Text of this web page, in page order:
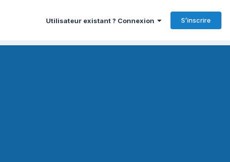
Utilisateur existant ? Connexion S’inscrire